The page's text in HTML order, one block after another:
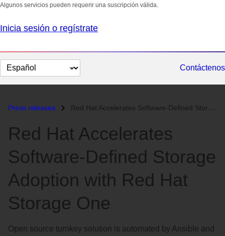
Algunos servicios pueden requerir una suscripción válida.
Inicia sesión o regístrate
Cambiar
el
Contáctenos
Press releases Red Hat Accelerates Software-Defined Storage Adoption with Red Hat Sto...
Red Hat Accelerates
Software-Defined Storage
Adoption with Red Hat
Storage One
Open source turnkey solution is automated by Ansible and